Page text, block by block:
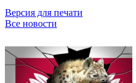
Версия для печати
Все новости